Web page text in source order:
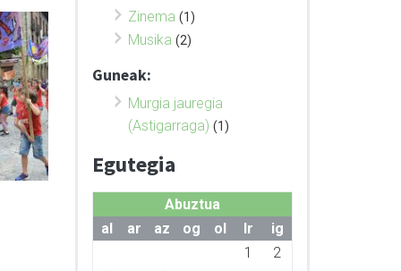
Zinema (1)
Musika (2)
Guneak:
Murgia jauregia
(Astigarraga) (1)
Egutegia
Abuztua
al
ar az og ol lr
ig
1
2